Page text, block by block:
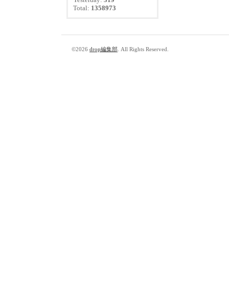
Total: 1358973
©2026 drop編集部 . All Rights Reserved.